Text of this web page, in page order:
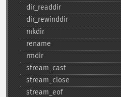
dir_​readdir
dir_​rewinddir
mkdir
rename
rmdir
stream_​cast
stream_​close
stream_​eof